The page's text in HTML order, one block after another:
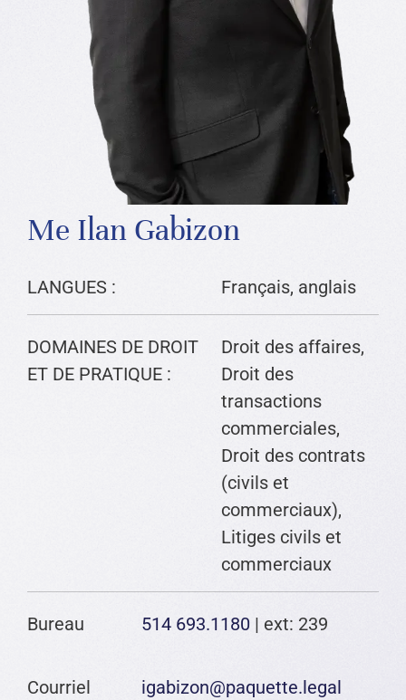
Me Ilan Gabizon
LANGUES : Français, anglais
DOMAINES DE DROIT
ET DE PRATIQUE :
Droit des affaires,
Droit des
transactions
commerciales,
Droit des contrats
(civils et
commerciaux),
Litiges civils et
commerciaux
Bureau
Courriel
514 693.1180 | ext: 239
igabizon@paquette.legal